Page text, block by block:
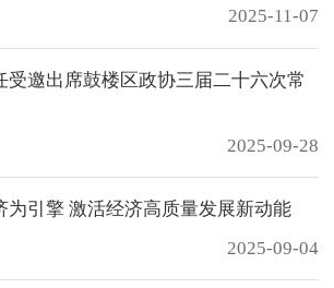
2025-11-07
受邀出席鼓楼区政协三届二十六次常
2025-09-28
为引擎 激活经济高质量发展新动能
2025-09-04